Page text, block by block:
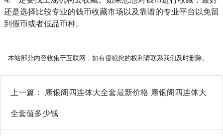
还是选择比较专业的钱币收藏市场以及靠谱的专业平台以免留
到假币或者低品币种。
本站部分内容收集于互联网，如有侵犯您的权利请联系我们及时删除。
上一篇： 康银阁四连体大全套最新价格 康银阁四连体大
全套值多少钱